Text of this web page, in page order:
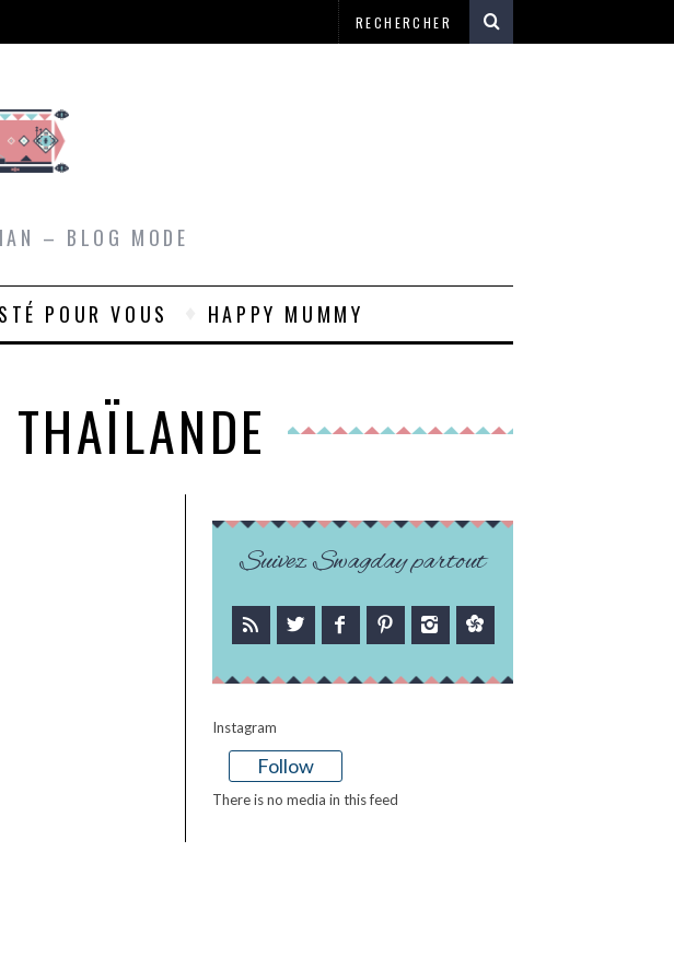
– BLOG MODE
POUR VOUS HAPPY MUMMY
Suivez Swagday partout
Instagram
Follow
There is no media in this feed